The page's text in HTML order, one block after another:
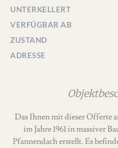
UNTERKELLERT
VERFÜGBAR AB
ZUSTAND
ADRESSE
Das Ihnen mit dieser Offerte
im Jahre 1961 in massiver
Pfannendach erstellt. Es